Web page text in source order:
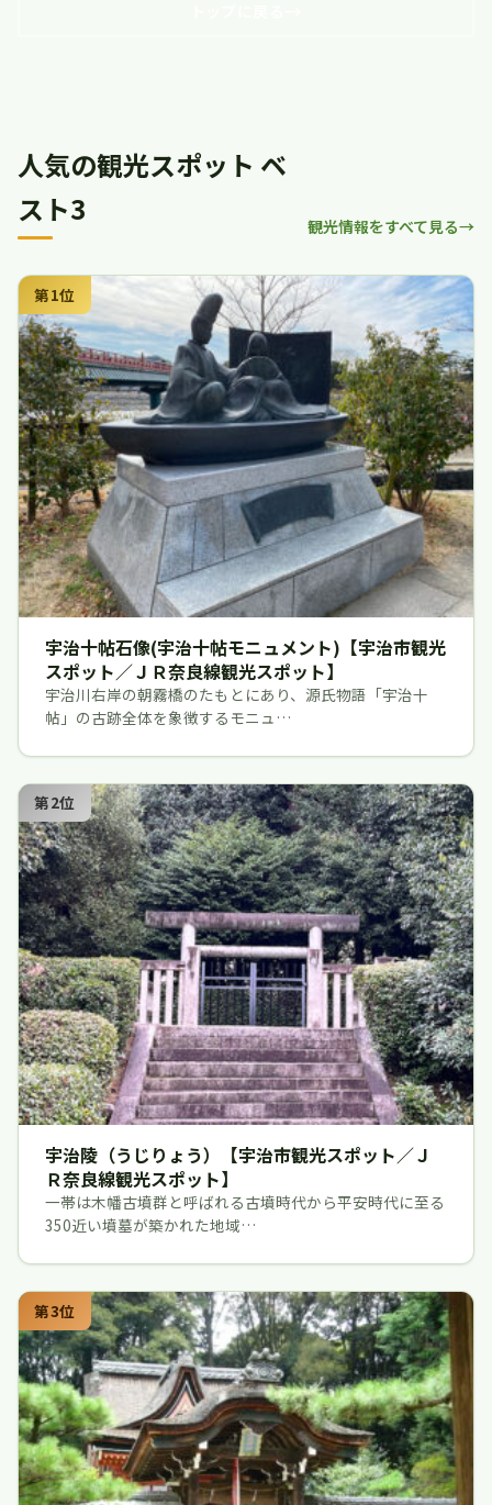
人気の観光スポット ベ
スト3
観光情報をすべて見る
第1位
宇治十帖石像(宇治十帖モニュメント)【宇治市観光
スポット／ＪＲ奈良線観光スポット】
宇治川右岸の朝霧橋のたもとにあり、源氏物語「宇治十
帖」の古跡全体を象徴するモニュ…
第2位
宇治陵（うじりょう）【宇治市観光スポット／Ｊ
Ｒ奈良線観光スポット】
一帯は木幡古墳群と呼ばれる古墳時代から平安時代に至る
350近い墳墓が築かれた地域…
第3位